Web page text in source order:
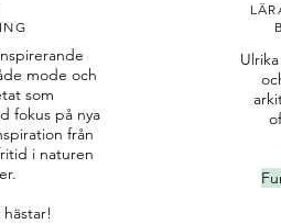
mode och
som
fokus på nya
från
i naturen